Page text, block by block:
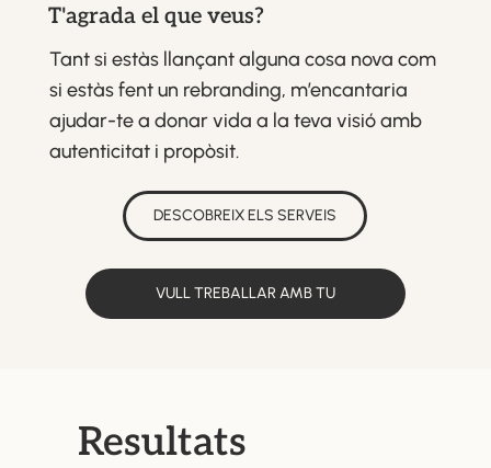
T'agrada el que veus?
Tant si estàs llançant alguna cosa nova com
si estàs fent un rebranding, m’encantaria
ajudar-te a donar vida a la teva visió amb
autenticitat i propòsit.
DESCOBREIX ELS SERVEIS
VULL TREBALLAR AMB TU
Resultats